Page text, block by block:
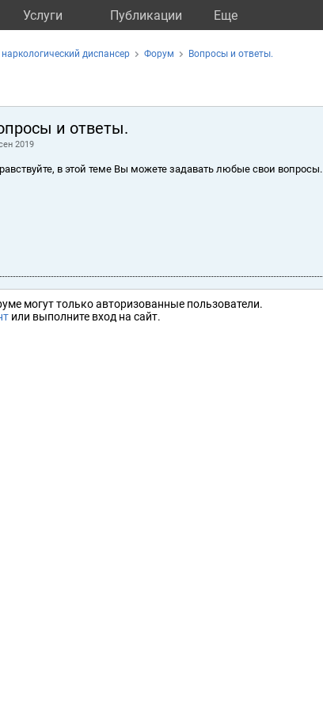
Услуги Публикации Eще
диспансер Форум Вопросы и ответы.
и ответы.
2019
в этой теме Вы можете задавать любые свои вопросы.
могут только авторизованные пользователи.
или выполните вход на сайт.